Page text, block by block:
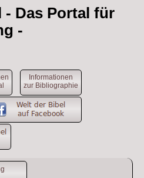
- Das Portal für
-
Informationen
zur Bibliographie